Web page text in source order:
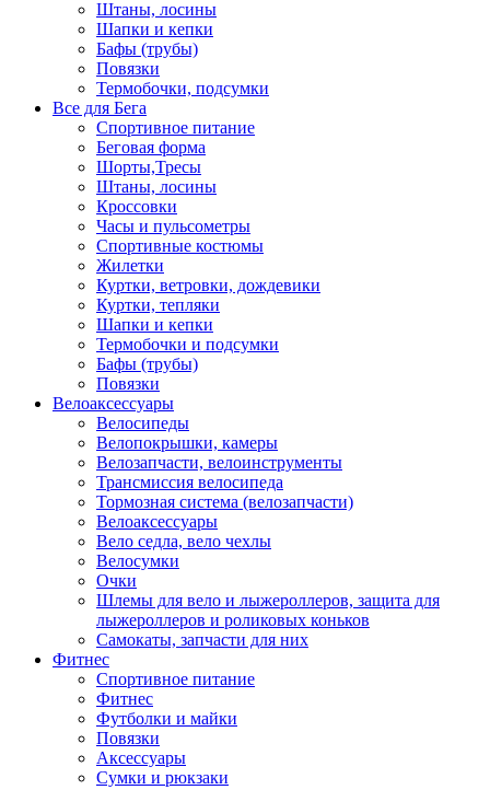
Штаны, лосины
Шапки и кепки
Бафы (трубы)
Повязки
Термобочки, подсумки
Все для Бега
Спортивное питание
Беговая форма
Шорты,Тресы
Штаны, лосины
Кроссовки
Часы и пульсометры
Спортивные костюмы
Жилетки
Куртки, ветровки, дождевики
Куртки, тепляки
Шапки и кепки
Термобочки и подсумки
Бафы (трубы)
Повязки
Велоаксессуары
Велосипеды
Велопокрышки, камеры
Велозапчасти, велоинструменты
Трансмиссия велосипеда
Тормозная система (велозапчасти)
Велоаксессуары
Вело седла, вело чехлы
Велосумки
Очки
Шлемы для вело и лыжероллеров, защита для
лыжероллеров и роликовых коньков
Самокаты, запчасти для них
Фитнес
Спортивное питание
Фитнес
Футболки и майки
Повязки
Аксессуары
Сумки и рюкзаки